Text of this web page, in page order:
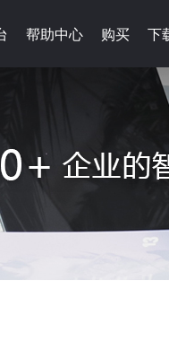
帮助中心 购买 下
帮助中心 购买 下